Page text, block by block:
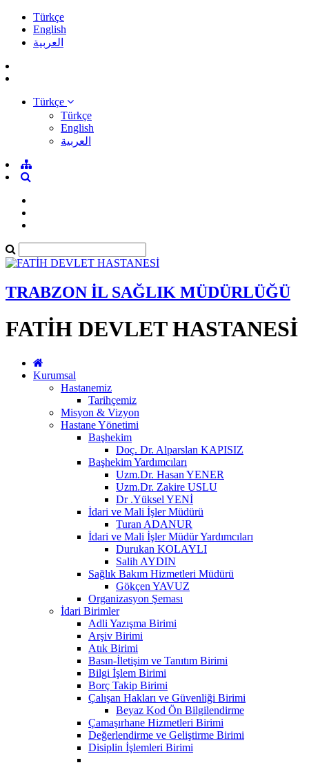
Türkçe
English
العربية
Türkçe
Türkçe
English
العربية
TRABZON İL SAĞLIK MÜDÜRLÜĞÜ
FATİH DEVLET HASTANESİ
Kurumsal
Hastanemiz
Tarihçemiz
Misyon & Vizyon
Hastane Yönetimi
Başhekim
Doç. Dr. Alparslan KAPISIZ
Başhekim Yardımcıları
Uzm.Dr. Hasan YENER
Uzm.Dr. Zakire USLU
Dr .Yüksel YENİ
İdari ve Mali İşler Müdürü
Turan ADANUR
İdari ve Mali İşler Müdür Yardımcıları
Durukan KOLAYLI
Salih AYDIN
Sağlık Bakım Hizmetleri Müdürü
Gökçen YAVUZ
Organizasyon Şeması
İdari Birimler
Adli Yazışma Birimi
Arşiv Birimi
Atık Birimi
Basın-İletişim ve Tanıtım Birimi
Bilgi İşlem Birimi
Borç Takip Birimi
Çalışan Hakları ve Güvenliği Birimi
Beyaz Kod Ön Bilgilendirme
Çamaşırhane Hizmetleri Birimi
Değerlendirme ve Geliştirme Birimi
Disiplin İşlemleri Birimi